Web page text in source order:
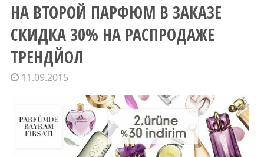
НА ВТОРОЙ ПАРФЮМ В ЗАКАЗЕ
СКИДКА 30% НА РАСПРОДАЖЕ
ТРЕНДЙОЛ
11.09.2015